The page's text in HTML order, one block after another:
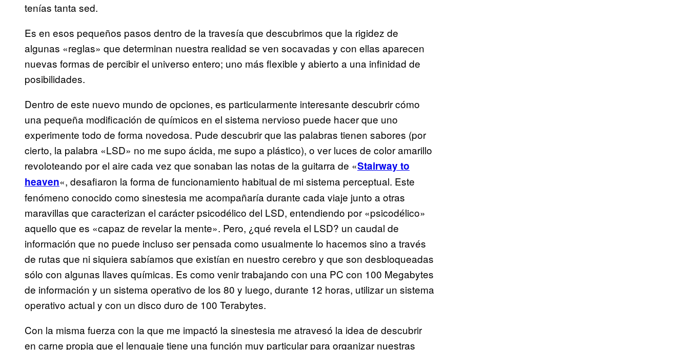
tenías tanta sed.
Es en esos pequeños pasos dentro de la travesía que descubrimos que la rigidez de
algunas «reglas» que determinan nuestra realidad se ven socavadas y con ellas aparecen
nuevas formas de percibir el universo entero; uno más flexible y abierto a una infinidad de
posibilidades.
Dentro de este nuevo mundo de opciones, es particularmente interesante descubrir cómo
una pequeña modificación de químicos en el sistema nervioso puede hacer que uno
experimente todo de forma novedosa. Pude descubrir que las palabras tienen sabores (por
cierto, la palabra «LSD» no me supo ácida, me supo a plástico), o ver luces de color amarillo
revoloteando por el aire cada vez que sonaban las notas de la guitarra de «Stairway to
heaven«, desafiaron la forma de funcionamiento habitual de mi sistema perceptual. Este
fenómeno conocido como sinestesia me acompañaría durante cada viaje junto a otras
maravillas que caracterizan el carácter psicodélico del LSD, entendiendo por «psicodélico»
aquello que es «capaz de revelar la mente». Pero, ¿qué revela el LSD? un caudal de
información que no puede incluso ser pensada como usualmente lo hacemos sino a través
de rutas que ni siquiera sabíamos que existían en nuestro cerebro y que son desbloqueadas
sólo con algunas llaves químicas. Es como venir trabajando con una PC con 100 Megabytes
de información y un sistema operativo de los 80 y luego, durante 12 horas, utilizar un sistema
operativo actual y con un disco duro de 100 Terabytes.
Con la misma fuerza con la que me impactó la sinestesia me atravesó la idea de descubrir
en carne propia que el lenguaje tiene una función muy particular para organizar nuestras